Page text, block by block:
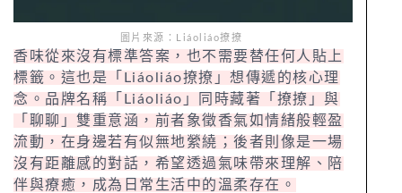
圖片來源：Liáoliáo撩撩
香味從來沒有標準答案，也不需要替任何人貼上
標籤。這也是「Liáoliáo撩撩」想傳遞的核心理
念。品牌名稱「Liáoliáo」同時藏著「撩撩」與
「聊聊」雙重意涵，前者象徵香氣如情緒般輕盈
流動，在身邊若有似無地縈繞；後者則像是一場
沒有距離感的對話，希望透過氣味帶來理解、陪
伴與療癒，成為日常生活中的溫柔存在。